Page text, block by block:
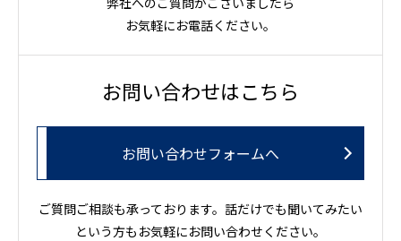
お気軽にお電話ください。
お問い合わせはこちら
お問い合わせフォームへ
ご質問ご相談も承っております。話だけでも聞いてみたい
という方もお気軽にお問い合わせください。